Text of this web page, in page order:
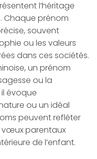
l’héritage
Chaque prénom
souvent
ou les valeurs
dans ces sociétés.
un prénom
ou la
évoque
ou un idéal
peuvent refléter
vœux parentaux
de l’enfant.